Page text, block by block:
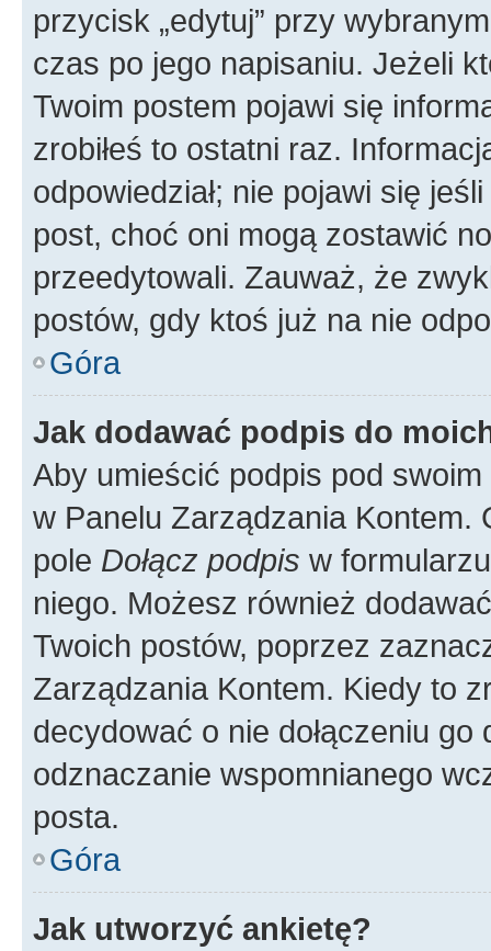
przycisk „edytuj” przy
czas po jego napisaniu. Jeżeli
Twoim postem pojawi się
zrobiłeś to ostatni raz.
odpowiedział; nie pojawi się
post, choć oni mogą zostawić
przeedytowali. Zauważ, że
postów, gdy ktoś już na nie
Góra
Jak dodawać podpis do
Aby umieścić podpis pod
w Panelu Zarządzania
pole Dołącz podpis w
niego. Możesz również
Twoich postów, poprzez
Zarządzania Kontem. Kiedy to
decydować o nie dołączeniu
odznaczanie wspomnianego
posta.
Góra
Jak utworzyć ankietę?